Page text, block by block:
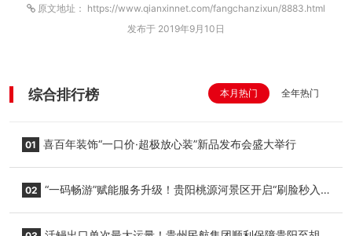
原文地址： https://www.qianxinnet.com/fangchanzixun/8883.html
发布于 2019年9月10日
综合排行榜 本月热门 全年热门
01 喜百年装饰“一口价·超极放心装”新品发布会盛大举行
02 “一码畅游”赋能服务升级！贵阳桃源河景区开启“刷脸秒入